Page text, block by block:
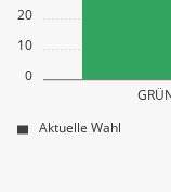
0
10
20
Aktuelle Wahl